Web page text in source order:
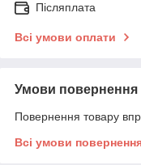
Післяплата
Всі умови оплати
Умови повернення
Повернення товару
Всі умови